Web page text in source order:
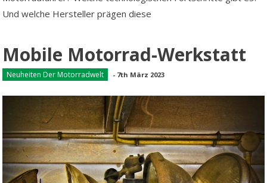
Und welche Hersteller prägen diese
Mobile Motorrad-Werkstatt
Neuheiten Der Motorradwelt - 7th März 2023